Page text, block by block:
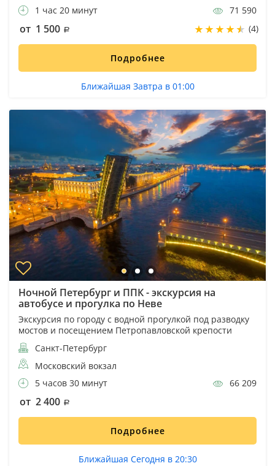
1 час 20 минут
71 590
от 1 500 (4)
Подробнее
Ближайшая Завтра в 01:00
Ночной Петербург и ППК - экскурсия на
автобусе и прогулка по Неве
Экскурсия по городу с водной прогулкой под разводку
мостов и посещением Петропавловской крепости
Санкт-Петербург
Московский вокзал
5 часов 30 минут
66 209
от 2 400
Подробнее
Ближайшая Сегодня в 20:30